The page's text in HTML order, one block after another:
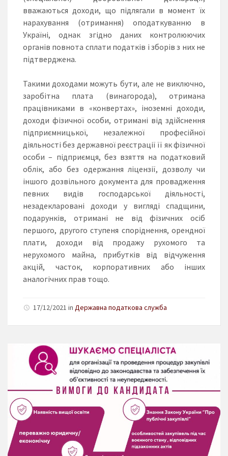
вважаються доходи, що підлягали в момент їх
нарахування (отримання) оподаткуванню в
Україні, однак згідно даних контролюючих
органів повнота сплати податків і зборів з них не
підтверджена.
Такими доходами можуть бути, але не виключно,
заробітна плата (винагорода), отримана
працівниками в «конвертах», іноземні доходи,
доходи фізичної особи, отримані від здійснення
підприємницької, незалежної професійної
діяльності без державної реєстрації її як фізичної
особи – підприємця, без взяття на податковий
облік, або без одержання ліцензії, дозволу чи
іншого дозвільного документа для провадження
певних видів господарської діяльності,
незадекларовані доходи у вигляді спадщини,
подарунків, отримані не від фізичних осіб
першого, другого ступеня споріднення, орендної
плати, доходи від продажу рухомого та
нерухомого майна, прибутків від відчуження
акцій, часток, корпоративних або інших
аналогічних прав тощо.
17/12/2021 in Державна податкова служба